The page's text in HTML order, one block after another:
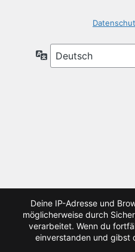
Sprache
Deine IP-Adresse und
möglicherweise durch
verarbeitet. Wenn du
einverstanden und gibst